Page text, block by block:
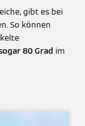
gibt es bei
So können
80 Grad im